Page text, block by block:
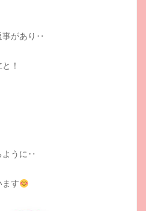
事があり‥
！
ように‥
す